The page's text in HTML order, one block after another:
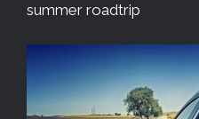
summer roadtrip